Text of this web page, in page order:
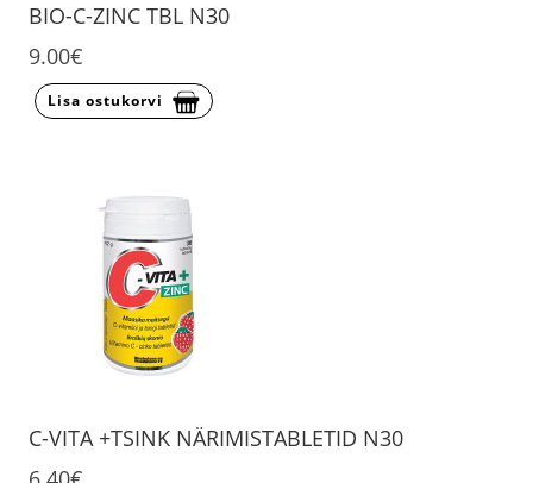
BIO-C-ZINC TBL N30
9.00€
Lisa ostukorvi
C-VITA +TSINK NÄRIMISTABLETID N30